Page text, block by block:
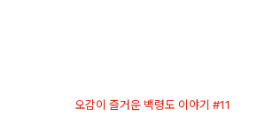
오감이 즐거운 백령도 이야기 #11